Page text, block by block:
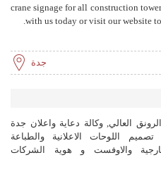
crane signage for all construction tower
with us today or visit our website
جدة
العالي, وكالة دعاية واعلان جدة
اللوحات الاعلانية والطباعة
والاوفست و هوية الشركات